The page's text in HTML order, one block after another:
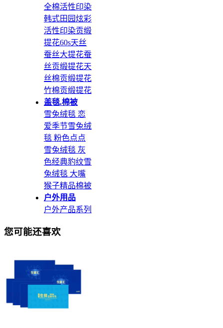
全棉活性印染
韩式田园炫彩
活性印染贡缎
提花60s天丝
蚕丝大提花蚕
丝贡缎提花天
丝棉贡缎提花
竹棉贡缎提花
盖毯.棉被
雪兔绒毯 恋
爱季节雪兔绒
毯 粉色点点
雪兔绒毯 灰
色经典豹纹雪
兔绒毯 大嘴
猴子精品棉被
户外用品
户外产品系列
您可能还喜欢